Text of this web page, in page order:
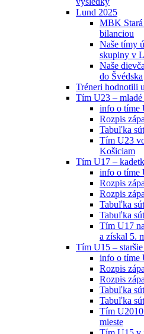
Lund 2025
MBK Stará
bilanciou
Naše tímy
skupiny v
Naše
do Švédska
Tréneri hodnotili
Tím U23 –
info o tíme
Rozpis
Tabuľka
Tím U23
Košiciam
Tím U17 –
info o tíme
Rozpis
Rozpis
Tabuľka
Tabuľka
Tím U17
a získal 5.
Tím U15 –
info o tíme
Rozpis
Rozpis
Tabuľka
Tabuľka
Tím U2010
mieste